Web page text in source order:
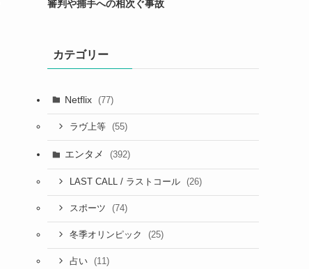
審判や捕手への相次ぐ事故
カテゴリー
Netflix (77)
ラヴ上等 (55)
エンタメ (392)
LAST CALL / ラストコール (26)
スポーツ (74)
冬季オリンピック (25)
占い (11)